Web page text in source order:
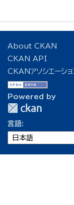
About CKAN
CKAN API
CKANアソシエーショ
Powered by
言語